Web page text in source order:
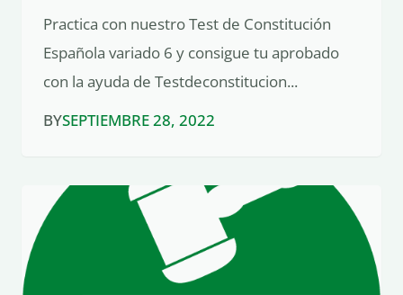
Practica con nuestro Test de Constitución
Española variado 6 y consigue tu aprobado
con la ayuda de Testdeconstitucion...
BYSEPTIEMBRE 28, 2022